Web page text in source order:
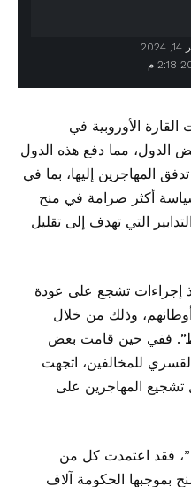
الأوروبية في
الدول، مما دفع هذه الدول
المهاجرين إليها، بما في
أكثر صرامة في منح
التي تهدف إلى تقليل
إجراءات تشجع على عودة
أوطانهم، وذلك من خلال
ففي حين قامت بعض
للمخالفين، اتجهت
المهاجرين على
فقد اعتمدت كل من
بموجبها الحكومة آلاف